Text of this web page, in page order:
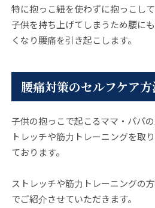
特に抱っこ紐を使わずに抱っこし
子供を持ち上げてしまうため腰に
くなり腰痛を引き起こします。
腰痛対策のセルフケア
子供の抱っこで起こるママ・パパ
トレッチや筋力トレーニングを取
ております。
ストレッチや筋力トレーニングの
でご紹介させていただきます。